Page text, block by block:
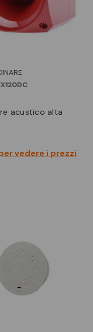
vedere i prezzi